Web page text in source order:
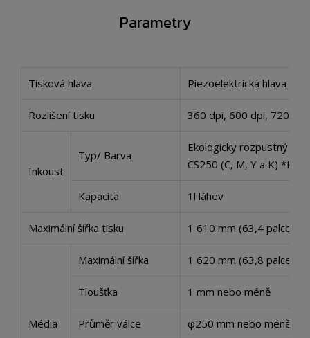
Parametry
Tisková hlava Piezoelektrická hlava (2
Rozlišení tisku 360 dpi, 600 dpi, 720
Inkoust
Typ/ Barva
Ekologicky rozpustný
CS250 (C, M, Y a K) *K
Kapacita 1l láhev
Maximální šířka tisku 1 610 mm (63,4 palce)
Média
Maximální šířka 1 620 mm (63,8 palce)
Tloušťka 1 mm nebo méně
Průměr válce φ250 mm nebo méně